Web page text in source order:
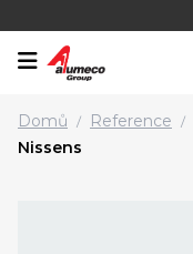
Domů / Reference /
Nissens